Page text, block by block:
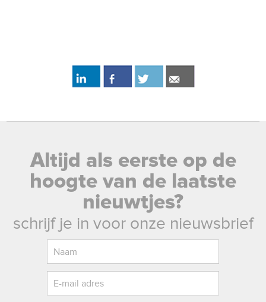
Altijd als eerste op de
hoogte van de laatste
nieuwtjes?
schrijf je in voor onze nieuwsbrief